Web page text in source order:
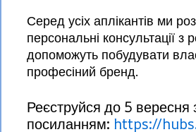
Серед усіх аплікантів ми
персональні консультації з
допоможуть побудувати
професіний бренд.
Реєструйся до 5 вересня
посиланням: https://